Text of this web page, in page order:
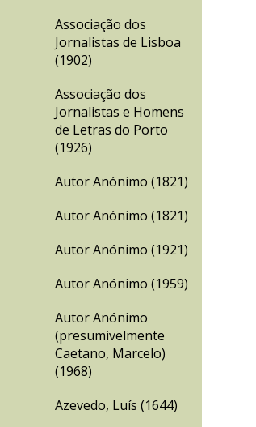
Associação dos
Jornalistas de Lisboa
(1902)
Associação dos
Jornalistas e Homens
de Letras do Porto
(1926)
Autor Anónimo (1821)
Autor Anónimo (1821)
Autor Anónimo (1921)
Autor Anónimo (1959)
Autor Anónimo
(presumivelmente
Caetano, Marcelo)
(1968)
Azevedo, Luís (1644)